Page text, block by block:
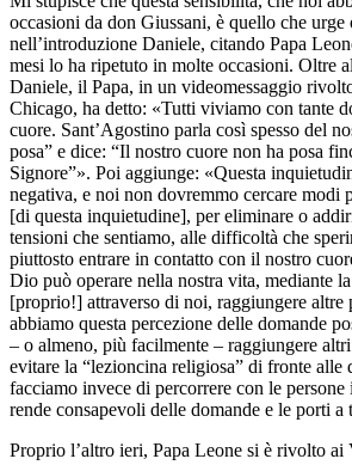
occasioni da don Giussani, è quello che urge
nell’introduzione Daniele, citando Papa
mesi lo ha ripetuto in molte occasioni. Oltre
Daniele, il Papa, in un videomessaggio
Chicago, ha detto: «Tutti viviamo con tante
cuore. Sant’Agostino parla così spesso del
posa” e dice: “Il nostro cuore non ha posa
Signore”». Poi aggiunge: «Questa
negativa, e noi non dovremmo cercare modi
[di questa inquietudine], per eliminare o
tensioni che sentiamo, alle difficoltà che
piuttosto entrare in contatto con il nostro
Dio può operare nella nostra vita, mediante
[proprio!] attraverso di noi, raggiungere altre
abbiamo questa percezione delle domande
– o almeno, più facilmente – raggiungere
evitare la “lezioncina religiosa” di fronte alle
facciamo invece di percorrere con le
rende consapevoli delle domande e le porti a
Proprio l’altro ieri, Papa Leone si è rivolto ai